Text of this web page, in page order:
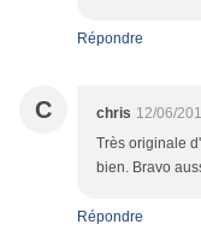
Répondre
C chris 12/06/
Très originale
bien. Bravo
Répondre